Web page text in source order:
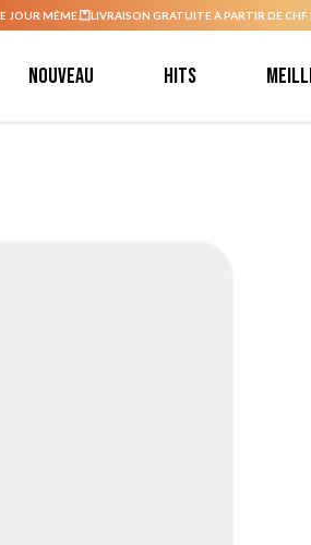
JOUR MÊME. LIVRAISON GRATUITE À PARTIR DE CHF
Nouveau Hits